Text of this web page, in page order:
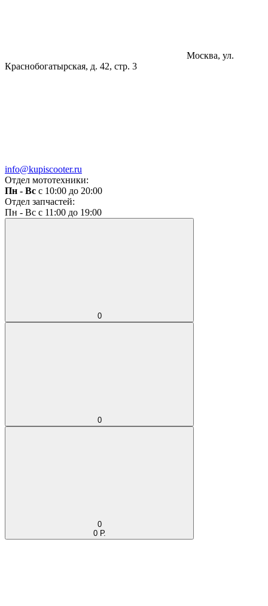
Москва, ул.
Краснобогатырская, д. 42, стр. 3
info@kupiscooter.ru
Отдел мототехники:
Пн - Вс с 10:00 до 20:00
Отдел запчастей:
Пн - Вс с 11:00 до 19:00
0
0
0
0 Р.